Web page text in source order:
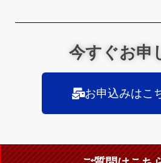
今すぐお申
お申込みはこ